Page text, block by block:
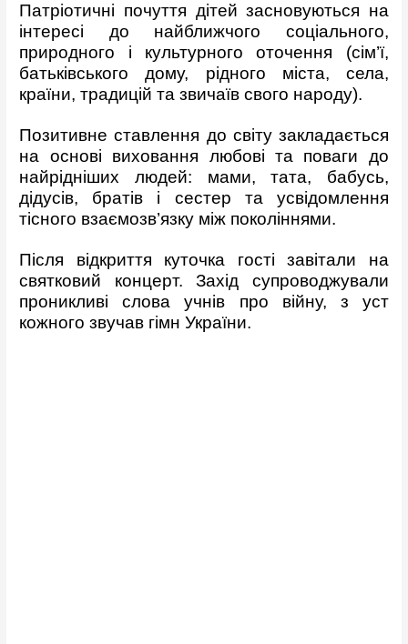
Патріотичні почуття дітей засновуються на
інтересі до найближчого соціального,
природного і культурного оточення (сім’ї,
батьківського дому, рідного міста, села,
країни, традицій та звичаїв свого народу).
Позитивне ставлення до світу закладається
на основі виховання любові та поваги до
найрідніших людей: мами, тата, бабусь,
дідусів, братів і сестер та усвідомлення
тісного взаємозв’язку між поколіннями.
Після відкриття куточка гості завітали на
святковий концерт. Захід супроводжували
проникливі слова учнів про війну, з уст
кожного звучав гімн України.